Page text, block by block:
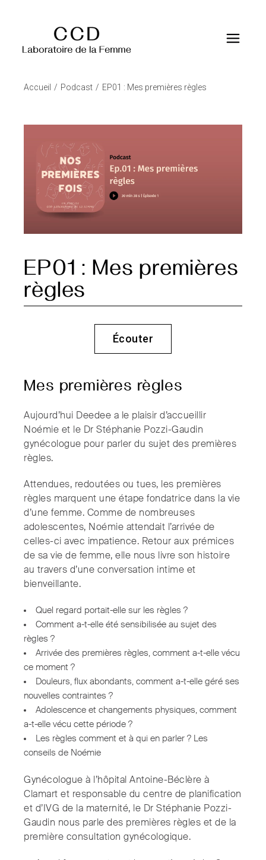
Accueil Podcast EP01 : Mes premières règles
EP01 : Mes premières
règles
Écouter
Mes premières règles
Aujourd’hui Deedee a le plaisir d’accueillir
Noémie et le Dr Stéphanie Pozzi-Gaudin
gynécologue pour parler du sujet des premières
règles.
Attendues, redoutées ou tues, les premières
règles marquent une étape fondatrice dans la vie
d’une femme. Comme de nombreuses
adolescentes, Noémie attendait l’arrivée de
celles-ci avec impatience. Retour aux prémices
de sa vie de femme, elle nous livre son histoire
au travers d’une conversation intime et
bienveillante.
Quel regard portait-elle sur les règles ?
Comment a-t-elle été sensibilisée au sujet des
règles ?
Arrivée des premières règles, comment a-t-elle vécu
ce moment ?
Douleurs, flux abondants, comment a-t-elle géré ses
nouvelles contraintes ?
Adolescence et changements physiques, comment
a-t-elle vécu cette période ?
Les règles comment et à qui en parler ? Les
conseils de Noémie
Gynécologue à l’hôpital Antoine-Béclère à
Clamart et responsable du centre de planification
et d’IVG de la maternité, le Dr Stéphanie Pozzi-
Gaudin nous parle des premières règles et de la
première consultation gynécologique.